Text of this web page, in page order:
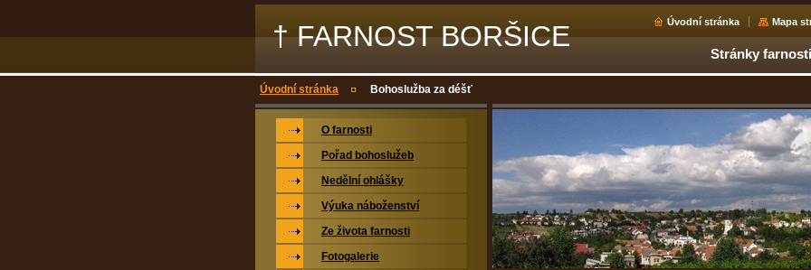
† FARNOST BORŠICE Úvodní stránka Mapa
Stránky
Úvodní stránka Bohoslužba za déšť
O farnosti
Pořad bohoslužeb
Nedělní ohlášky
Výuka náboženství
Ze života farnosti
Fotogalerie